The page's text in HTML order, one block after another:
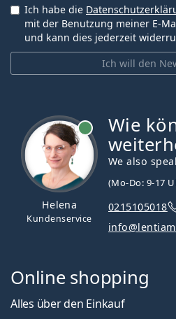
Ich will den
Ich habe die
mit der Benutzung meiner E-
und kann dies jederzeit
Helena
Kundenservice
Wie
We also
(Mo-Do: 9-17
0215105018
Online shopping
Alles über den Einkauf